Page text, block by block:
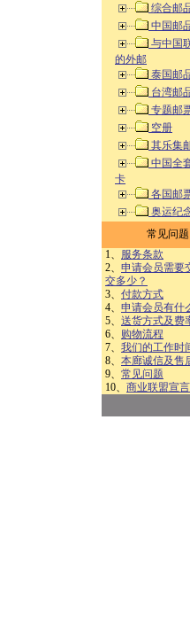
综合邮
中国邮
与中国
的外邮
泰国邮
台湾邮
专题邮
空册
其乐集
中国全
卡
各国邮
奥运纪
常见问题
1、 服务条款
2、 申请会员需要
交多少？
3、 付款方式
4、 申请会员有什
5、 送货方式及费
6、 购物流程
7、 我们的工作时
8、 本廊诚信及售
9、 常见问题
10、 商业联盟宣言